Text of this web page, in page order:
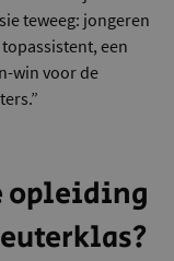
teweeg: jongeren
een
win voor de
opleiding